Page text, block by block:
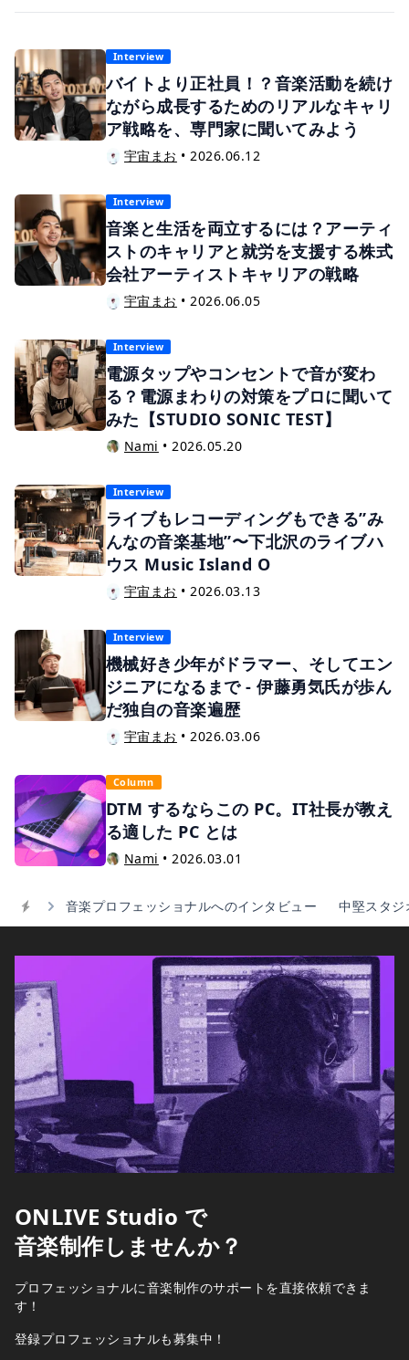
Interview
バイトより正社員！？音楽活動を続け
ながら成長するためのリアルなキャリ
ア戦略を、専門家に聞いてみよう
宇宙まお •2026.06.12
Interview
音楽と生活を両立するには？アーティ
ストのキャリアと就労を支援する株式
会社アーティストキャリアの戦略
宇宙まお •2026.06.05
Interview
電源タップやコンセントで音が変わ
る？電源まわりの対策をプロに聞いて
みた【STUDIO SONIC TEST】
Nami •2026.05.20
Interview
ライブもレコーディングもできる”み
んなの音楽基地”〜下北沢のライブハ
ウス Music Island O
宇宙まお •2026.03.13
Interview
機械好き少年がドラマー、そしてエン
ジニアになるまで - 伊藤勇気氏が歩ん
だ独自の音楽遍歴
宇宙まお •2026.03.06
Column
DTM するならこの PC。IT社長が教え
る適した PC とは
Nami •2026.03.01
音楽プロフェッショナルへのインタビュー 中堅スタ
ONLIVE Studio で
音楽制作しませんか？
プロフェッショナルに音楽制作のサポートを直接依頼できま
す！
登録プロフェッショナルも募集中！